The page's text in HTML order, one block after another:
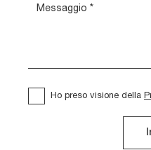
Ho preso visione della